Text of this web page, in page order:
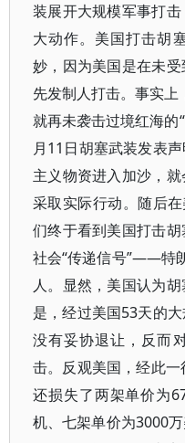
装展开大规模军事打
大动作。美国打击胡
妙，因为美国是在未
先发制人打击。事实
就再未袭击过境红海的
月11日胡塞武装发表
主义物资进入加沙，
采取实际行动。随后
们终于看到美国打击
社会“传递信号”——特
人。显然，美国认为
是，经过美国53天的
没有妥协退让，反而
击。反观美国，经此一
还损失了两架单价为
机、七架单价为3000